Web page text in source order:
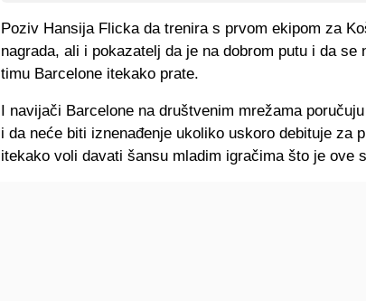
Poziv Hansija Flicka da trenira s prvom ekipom za
nagrada, ali i pokazatelj da je na dobrom putu i da se
timu Barcelone itekako prate.
I navijači Barcelone na društvenim mrežama
i da neće biti iznenađenje ukoliko uskoro debituje za
itekako voli davati šansu mladim igračima što je ove